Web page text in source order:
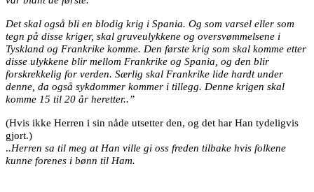
Det skal også bli en blodig krig i Spania. Og som varsel eller som
tegn på disse kriger, skal gruveulykkene og oversvømmelsene i
Tyskland og Frankrike komme. Den første krig som skal komme etter
disse ulykkene blir mellom Frankrike og Spania, og den blir
forskrekkelig for verden. Særlig skal Frankrike lide hardt under
denne, da også sykdommer kommer i tillegg. Denne krigen skal
komme 15 til 20 år heretter..”
(Hvis ikke Herren i sin nåde utsetter den, og det har Han tydeligvis
gjort.)
..Herren sa til meg at Han ville gi oss freden tilbake hvis folkene
kunne forenes i bønn til Ham.